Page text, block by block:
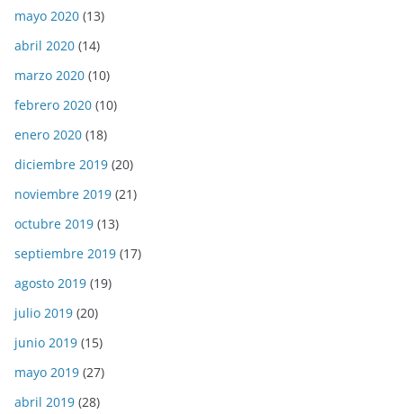
mayo 2020 (13)
abril 2020 (14)
marzo 2020 (10)
febrero 2020 (10)
enero 2020 (18)
diciembre 2019 (20)
noviembre 2019 (21)
octubre 2019 (13)
septiembre 2019 (17)
agosto 2019 (19)
julio 2019 (20)
junio 2019 (15)
mayo 2019 (27)
abril 2019 (28)